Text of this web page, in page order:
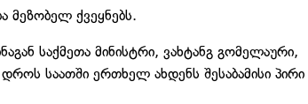
მეზობელ ქვეყნებს.
საქმეთა მინისტრი, ვახტანგ გომელაური,
საათში ერთხელ ახდენს შესაბამისი პირი